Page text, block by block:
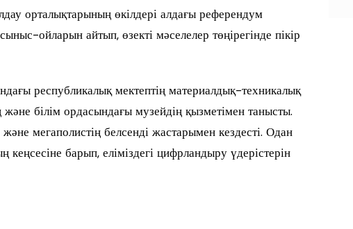
орталықтарының өкілдері алдағы референдум
ойларын айтып, өзекті мәселелер төңірегінде пікір
республикалық мектептің материалдық-техникалық
білім ордасындағы музейдің қызметімен танысты.
мегаполистің белсенді жастарымен кездесті. Одан
барып, еліміздегі цифрландыру үдерістерін